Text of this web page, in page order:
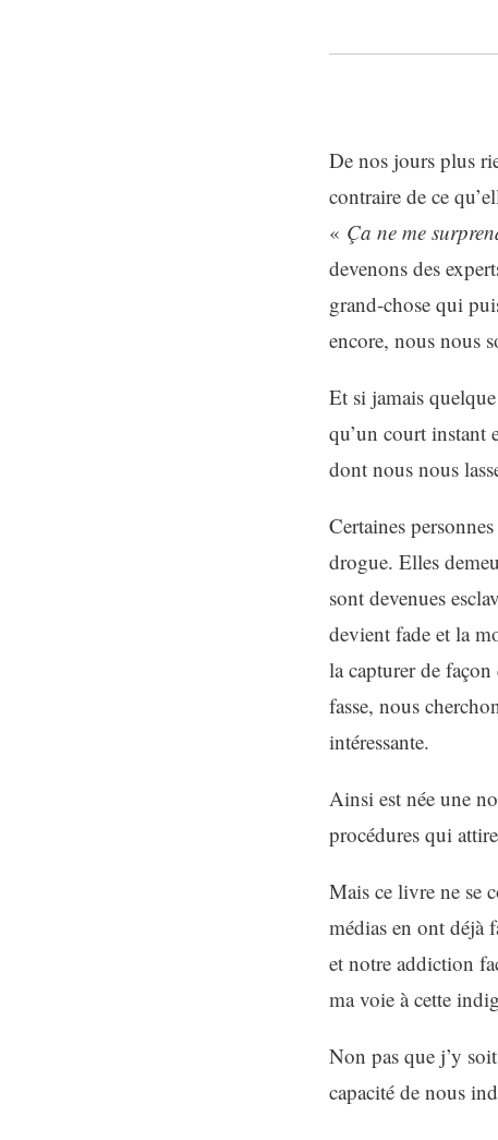
De nos jours plus
contraire de ce
« Ça ne me
devenons des
grand-chose qui
encore, nous nous
Et si jamais
qu’un court instant
dont nous nous
Certaines
drogue. Elles
sont devenues
devient fade et la
la capturer de
fasse, nous
intéressante.
Ainsi est née une
procédures qui
Mais ce livre ne se
médias en ont déjà
et notre addiction
ma voie à cette
Non pas que j’y
capacité de nous